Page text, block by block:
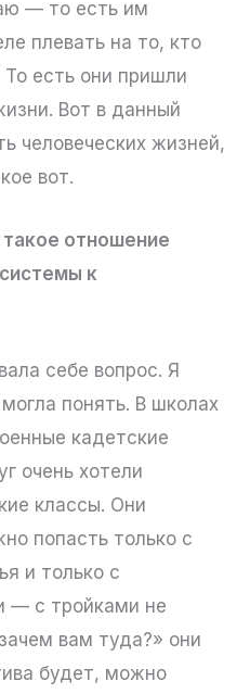
— то есть им
плевать на то, кто
есть они пришли
Вот в данный
человеческих жизней,
вот.
отношение
к
себе вопрос. Я
понять. В школах
кадетские
очень хотели
классы. Они
попасть только с
и только с
— с тройками не
вам туда?» они
будет, можно